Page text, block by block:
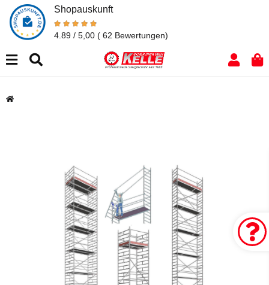
Shopauskunft
4.89 / 5,00 ( 62 Bewertungen)